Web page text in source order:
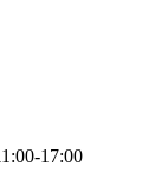
17:00